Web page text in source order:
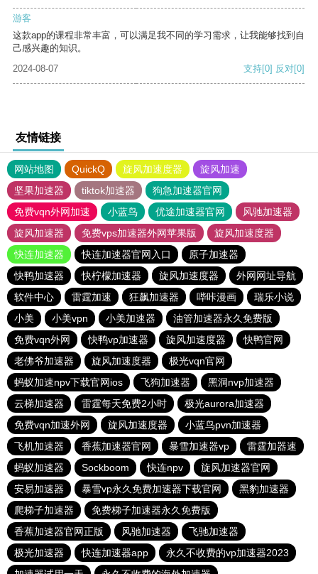
游客
这款app的课程非常丰富，可以满足我不同的学习需求，让我能够找到自
己感兴趣的知识。
2024-08-07
支持[0] 反对[0]
友情链接
网站地图 QuickQ 旋风加速度器
旋风加速
坚果加速器
tiktok加速器
狗急加速器官网
免费vqn外网加速
小蓝鸟 优途加速器官网
风驰加速器
旋风加速器
免费vps加速器外网苹果版
旋风加速度器
快连加速器
快连加速器官网入口
原子加速器
快鸭加速器
快柠檬加速器 旋风加速度器
外网网址导航
软件中心
雷霆加速 狂飙加速器 哔咔漫画
瑞乐小说
小美
小美vpn 小美加速器
油管加速器永久免费版
免费vqn外网
快鸭vp加速器 旋风加速度器
快鸭官网
老佛爷加速器
旋风加速度器
极光vqn官网
蚂蚁加速npv下载官网ios
飞狗加速器
黑洞nvp加速器
云梯加速器
雷霆每天免费2小时
极光aurora加速器
免费vqn加速外网
旋风加速度器
小蓝鸟pvn加速器
飞机加速器
香蕉加速器官网 暴雪加速器vp
雷霆加器速
蚂蚁加速器
Sockboom 快连npv
旋风加速器官网
安易加速器
暴雪vp永久免费加速器下载官网
黑豹加速器
爬梯子加速器
免费梯子加速器永久免费版
香蕉加速器官网正版
风驰加速器
飞驰加速器
极光加速器
快连加速器app
永久不收费的vp加速器2023